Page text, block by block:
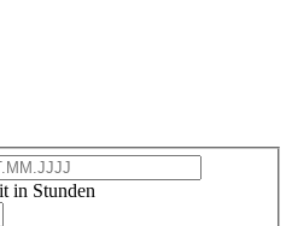
in Stunden